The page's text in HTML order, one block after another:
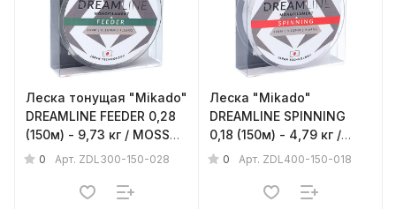
Леска тонущая "Mikado"
DREAMLINE FEEDER 0,28
(150м) - 9,73 кг / MOSS
GREEN
0 Арт. ZDL300-150-028
Леска "Mikado"
DREAMLINE SPINNING
0,18 (150м) - 4,79 кг /
CLEAR
0 Арт. ZDL400-150-018